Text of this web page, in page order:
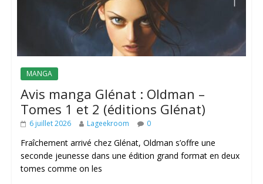
MANGA
Avis manga Glénat : Oldman –
Tomes 1 et 2 (éditions Glénat)
6 juillet 2026 Lageekroom 0
Fraîchement arrivé chez Glénat, Oldman s’offre une
seconde jeunesse dans une édition grand format en deux
tomes comme on les